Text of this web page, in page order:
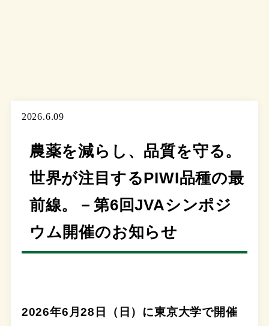
2026.6.09
農薬を減らし、品質を守る。
世界が注目するPIWI品種の最
前線。－第6回JVAシンポジ
ウム開催のお知らせ
2026年6月28日（日）に東京大学で開催